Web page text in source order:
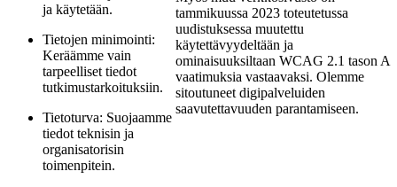
ja käytetään.
Tietojen minimointi:
Keräämme vain
tarpeelliset tiedot
tutkimustarkoituksiin.
Tietoturva: Suojaamme
tiedot teknisin ja
organisatorisin
toimenpitein.
tammikuussa 2023 toteutetussa
uudistuksessa muutettu
käytettävyydeltään ja
ominaisuuksiltaan WCAG 2.1 tason A
vaatimuksia vastaavaksi. Olemme
sitoutuneet digipalveluiden
saavutettavuuden parantamiseen.